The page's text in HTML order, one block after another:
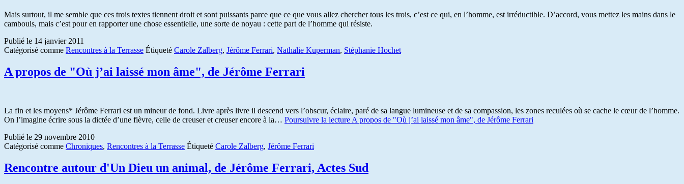
Mais surtout, il me semble que ces trois textes tiennent droit et sont puissants parce que ce que vous allez chercher tous les trois, c’est ce qui, en l’homme, est irréductible. D’accord, vous mettez les mains dans le
cambouis, mais c’est pour en rapporter une chose essentielle, une sorte de noyau : cette part de l’homme qui résiste.
Publié le 14 janvier 2011
Catégorisé comme Rencontres à la Terrasse Étiqueté Carole Zalberg, Jérôme Ferrari, Nathalie Kuperman, Stéphanie Hochet
A propos de "Où j’ai laissé mon âme", de Jérôme Ferrari
La fin et les moyens* Jérôme Ferrari est un mineur de fond. Livre après livre il descend vers l’obscur, éclaire, paré de sa langue lumineuse et de sa compassion, les zones reculées où se cache le cœur de l’homme.
On l’imagine écrire sous la dictée d’une fièvre, celle de creuser et creuser encore à la… Poursuivre la lecture A propos de "Où j’ai laissé mon âme", de Jérôme Ferrari
Publié le 29 novembre 2010
Catégorisé comme Chroniques, Rencontres à la Terrasse Étiqueté Carole Zalberg, Jérôme Ferrari
Rencontre autour d'Un Dieu un animal, de Jérôme Ferrari, Actes Sud